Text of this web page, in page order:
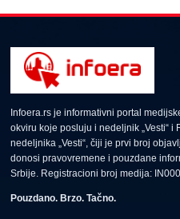
Infoera.rs je informativni portal
okviru koje posluju i nedeljnik „Vesti“
nedeljnika „Vesti“, čiji je prvi broj
donosi pravovremene i pouzdane
Srbije. Registracioni broj medija:
Pouzdano. Brzo. Tačno.